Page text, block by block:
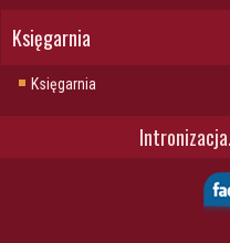
Księgarnia
Księgarnia